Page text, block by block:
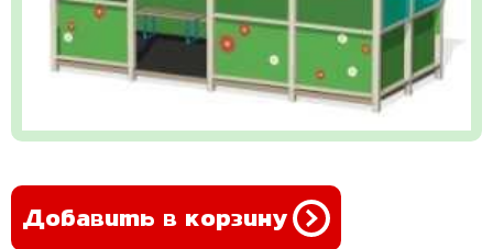
Добавить в корзину